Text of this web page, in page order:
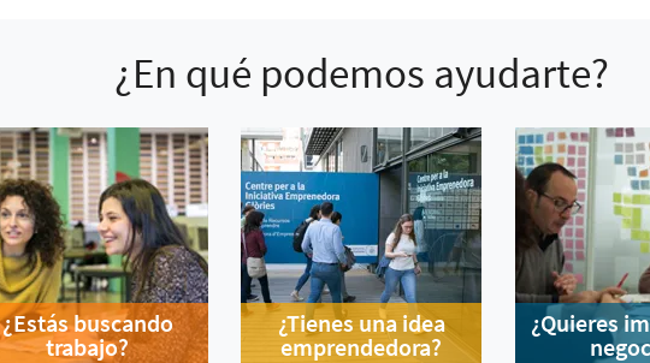
¿En qué podemos ayudarte?
¿Estás buscando
trabajo?
¿Tienes una idea
emprendedora?
¿Quieres